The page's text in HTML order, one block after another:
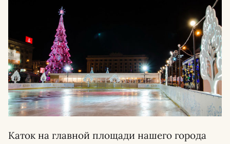
Каток на главной площади нашего города